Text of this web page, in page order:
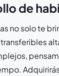
de
no solo te